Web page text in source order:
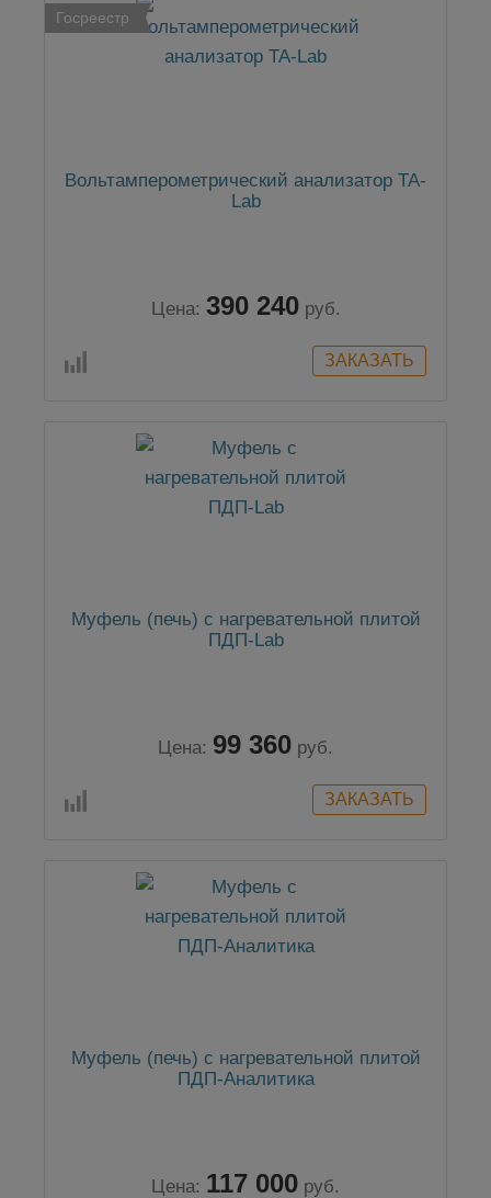
Госреестр
Вольтамперометрический анализатор ТА-
Lab
Цена: 390 240 руб.
Муфель (печь) с нагревательной плитой
ПДП-Lab
Цена: 99 360 руб.
Муфель (печь) с нагревательной плитой
ПДП-Аналитика
Цена: 117 000 руб.